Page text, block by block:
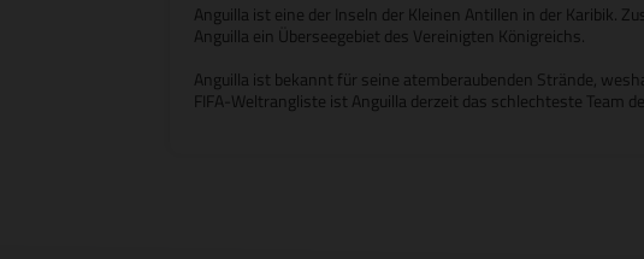
Anguilla ist eine der Inseln der Kleinen Antillen in der Karibik.
Anguilla ein Überseegebiet des Vereinigten Königreichs.
Anguilla ist bekannt für seine atemberaubenden Strände,
FIFA-Weltrangliste ist Anguilla derzeit das schlechteste Team